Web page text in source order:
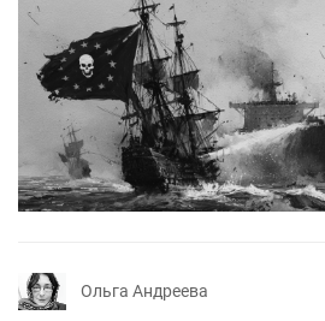
Ольга Андреева